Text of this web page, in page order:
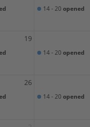
14 - 20 opened
19
14 - 20 opened
26
14 - 20 opened